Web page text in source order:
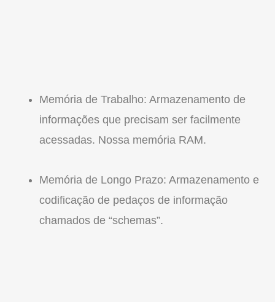
Memória de Trabalho: Armazenamento de
informações que precisam ser facilmente
acessadas. Nossa memória RAM.
Memória de Longo Prazo: Armazenamento e
codificação de pedaços de informação
chamados de “schemas”.